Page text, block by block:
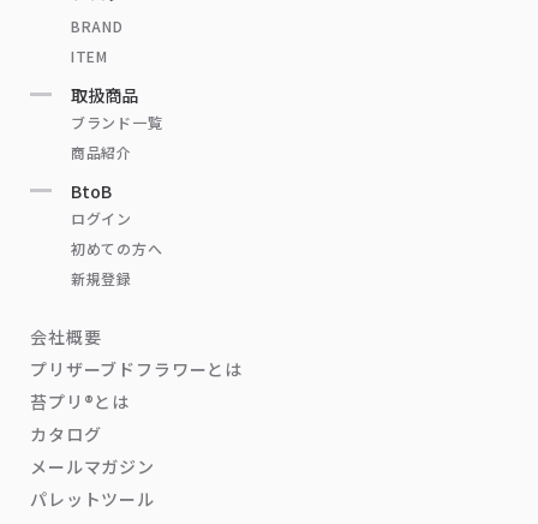
BRAND
ITEM
取扱商品
ブランド一覧
商品紹介
BtoB
ログイン
初めての方へ
新規登録
会社概要
プリザーブドフラワーとは
苔プリ®とは
カタログ
メールマガジン
パレットツール